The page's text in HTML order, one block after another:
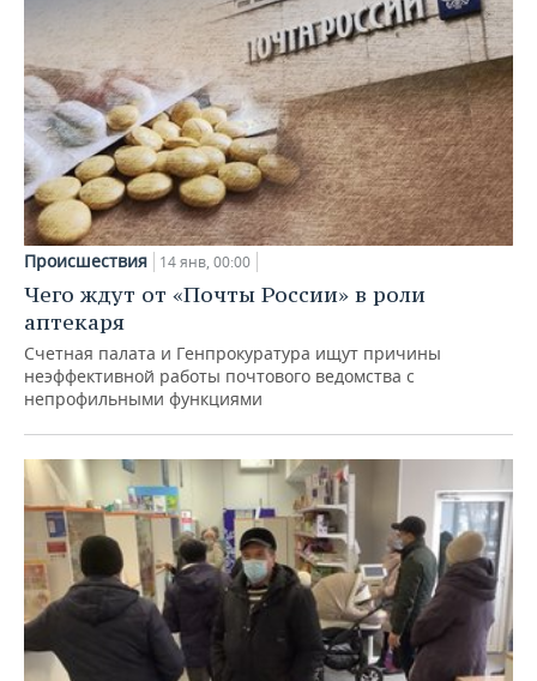
Происшествия 14 янв, 00:00
Чего ждут от «Почты России» в роли
аптекаря
Счетная палата и Генпрокуратура ищут причины
неэффективной работы почтового ведомства с
непрофильными функциями